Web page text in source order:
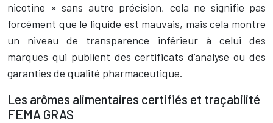
nicotine » sans autre précision, cela ne signifie pas
forcément que le liquide est mauvais, mais cela montre
un niveau de transparence inférieur à celui des
marques qui publient des certificats d’analyse ou des
garanties de qualité pharmaceutique.
Les arômes alimentaires certifiés et traçabilité
FEMA GRAS